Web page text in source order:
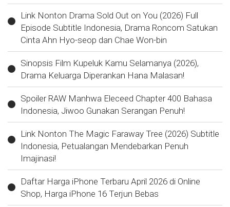
Link Nonton Drama Sold Out on You (2026) Full
Episode Subtitle Indonesia, Drama Roncom Satukan
Cinta Ahn Hyo-seop dan Chae Won-bin
Sinopsis Film Kupeluk Kamu Selamanya (2026),
Drama Keluarga Diperankan Hana Malasan!
Spoiler RAW Manhwa Eleceed Chapter 400 Bahasa
Indonesia, Jiwoo Gunakan Serangan Penuh!
Link Nonton The Magic Faraway Tree (2026) Subtitle
Indonesia, Petualangan Mendebarkan Penuh
Imajinasi!
Daftar Harga iPhone Terbaru April 2026 di Online
Shop, Harga iPhone 16 Terjun Bebas